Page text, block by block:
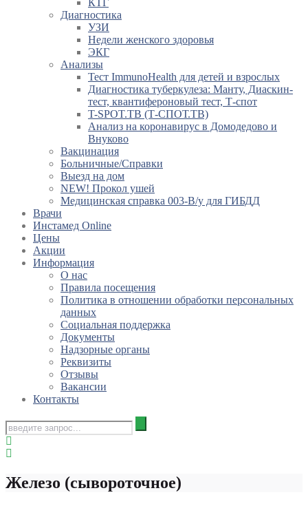
КТГ
Диагностика
УЗИ
Недели женского здоровья
ЭКГ
Анализы
Тест ImmunoHealth для детей и взрослых
Диагностика туберкулеза: Манту, Диаскин-
тест, квантифероновый тест, Т-спот
T-SPOT.TB (Т-СПОТ.ТВ)
Анализ на коронавирус в Домодедово и
Внуково
Вакцинация
Больничные/Справки
Выезд на дом
NEW! Прокол ушей
Медицинская справка 003-В/у для ГИБДД
Врачи
Инстамед Online
Цены
Акции
Информация
О нас
Правила посещения
Политика в отношении обработки персональных
данных
Социальная поддержка
Документы
Надзорные органы
Реквизиты
Отзывы
Вакансии
Контакты
Железо (сывороточное)